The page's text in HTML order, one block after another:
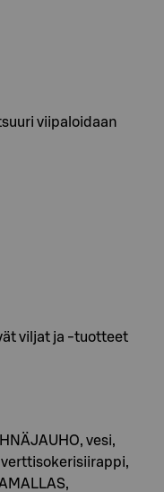
viipaloidaan
viljat ja -tuotteet
vesi,